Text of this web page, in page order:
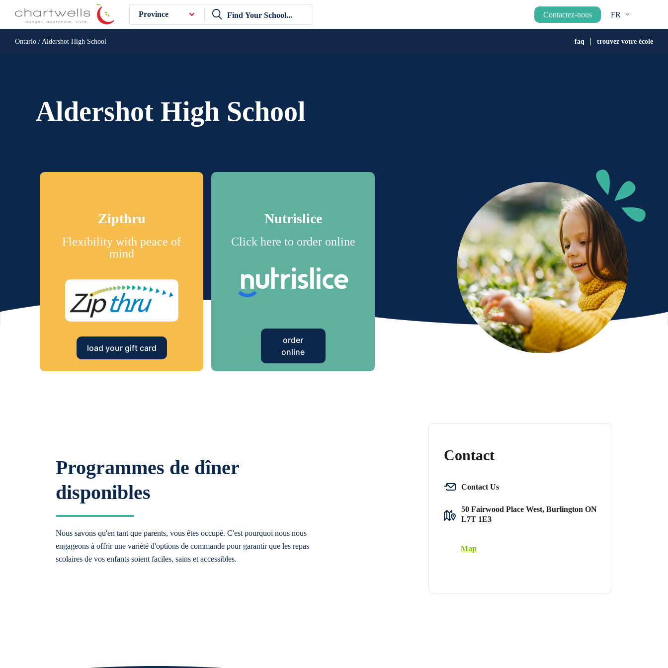
Province Contactez-nous FR
Ontario / Aldershot High School faq trouvez votre école
Aldershot High School
Zipthru
Flexibility with peace of
mind
load your gift card
Nutrislice
Click here to order online
order
online
Programmes de dîner
disponibles
Nous savons qu'en tant que parents, vous êtes occupé. C'est pourquoi nous nous
engageons à offrir une variété d'options de commande pour garantir que les repas
scolaires de vos enfants soient faciles, sains et accessibles.
Contact
Contact Us
50 Fairwood Place West, Burlington ON
L7T 1E3
Map